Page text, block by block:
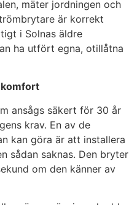
mäter jordningen och
är korrekt
i Solnas äldre
ha utfört egna, otillåtna
ansågs säkert för 30 år
krav. En av de
kan göra är att installera
sådan saknas. Den bryter
om den känner av